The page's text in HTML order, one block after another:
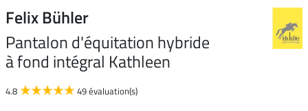
Felix Bühler
Pantalon d'équitation hybride
à fond intégral Kathleen
4.8 49 évaluation(s)